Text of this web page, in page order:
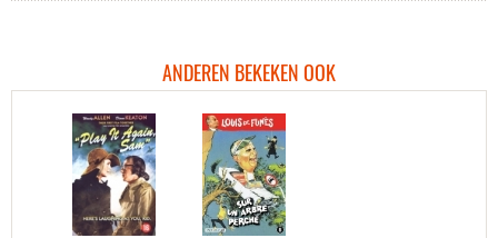
ANDEREN BEKEKEN OOK